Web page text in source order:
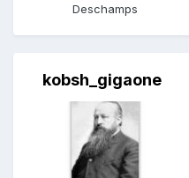
Deschamps
kobsh_gigaone